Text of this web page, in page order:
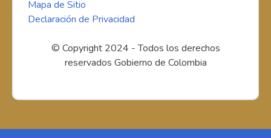
Mapa de Sitio
Declaración de Privacidad
© Copyright 2024 - Todos los derechos
reservados Gobierno de Colombia